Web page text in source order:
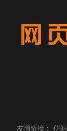
友情链接： 仿站